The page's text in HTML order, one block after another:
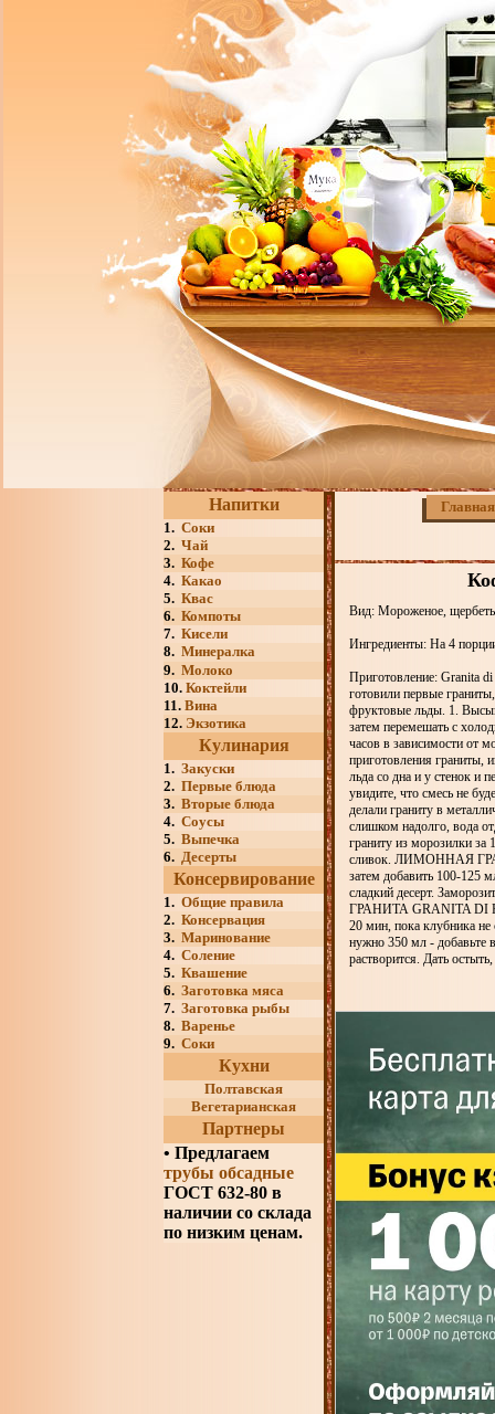
Напитки
1. Соки
2. Чай
3. Кофе
4. Какао
5. Квас
6. Компоты
7. Кисели
8. Минералка
9. Молоко
10. Коктейли
11. Вина
12. Экзотика
Кулинария
1. Закуски
2. Первые блюда
3. Вторые блюда
4. Соусы
5. Выпечка
6. Десерты
Консервирование
1. Общие правила
2. Консервация
3. Маринование
4. Соление
5. Квашение
6. Заготовка мяса
7. Заготовка рыбы
8. Варенье
9. Соки
Кухни
Полтавская
Вегетарианская
Партнеры
• Предлагаем
трубы обсадные
ГОСТ 632-80 в
наличии со склада
по низким ценам.
Главная
Вид: Мороженое,
Ингредиенты: На 4
Приготовление: Granita
готовили первые
фруктовые льды. 1.
затем перемешать с
часов в зависимости от
приготовления граниты,
льда со дна и у стенок и
увидите, что смесь не
делали граниту в
слишком надолго, вода
граниту из морозилки
сливок. ЛИМОННАЯ
затем добавить 100-125
сладкий десерт.
ГРАНИТА GRANITA DI
20 мин, пока клубника не
нужно 350 мл - добавьте
растворится. Дать